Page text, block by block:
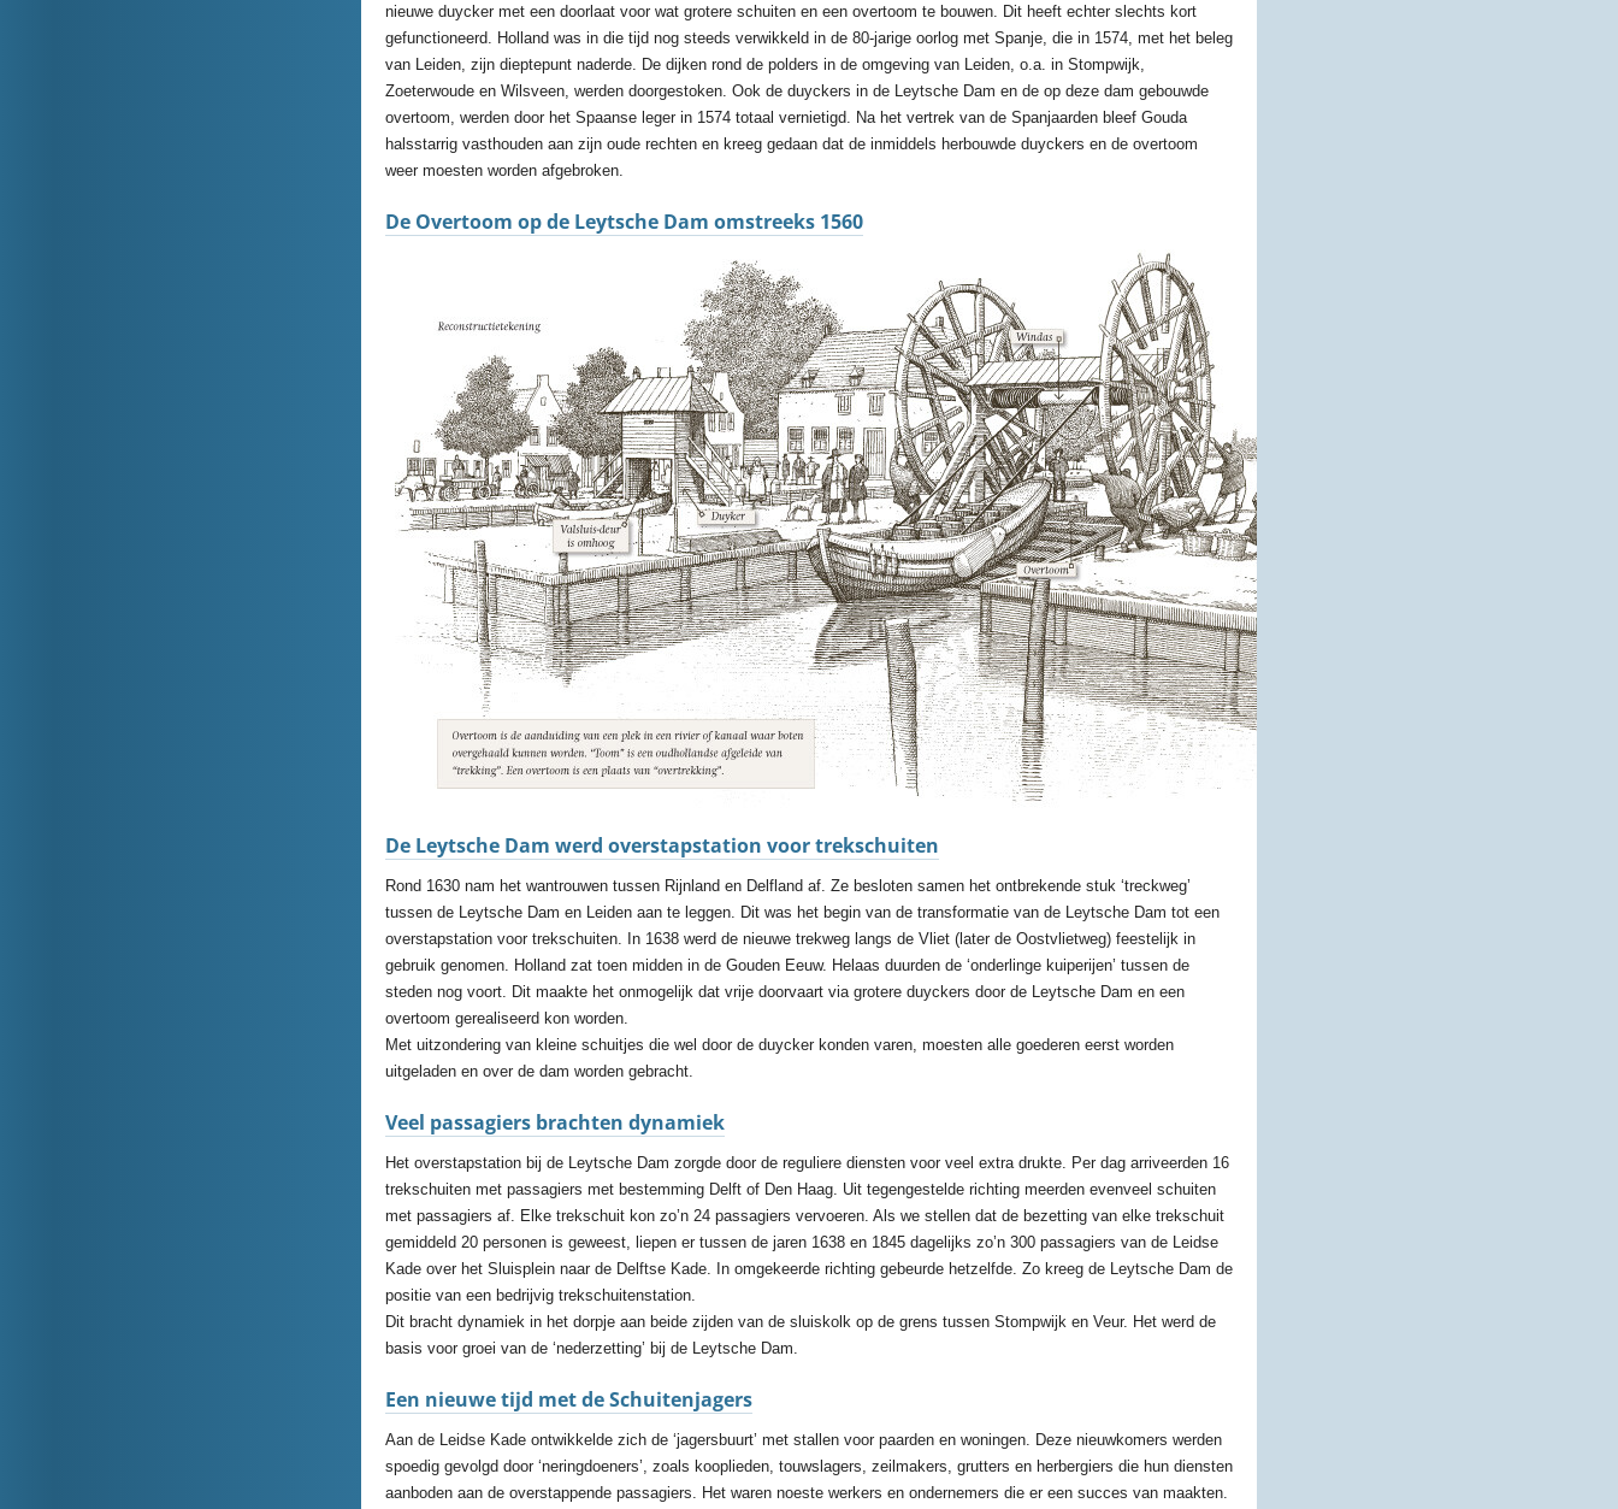
nieuwe duycker met een doorlaat voor wat grotere schuiten en een overtoom te bouwen. Dit heeft echter slechts kort
gefunctioneerd. Holland was in die tijd nog steeds verwikkeld in de 80-jarige oorlog met Spanje, die in 1574, met het beleg
van Leiden, zijn dieptepunt naderde. De dijken rond de polders in de omgeving van Leiden, o.a. in Stompwijk,
Zoeterwoude en Wilsveen, werden doorgestoken. Ook de duyckers in de Leytsche Dam en de op deze dam gebouwde
overtoom, werden door het Spaanse leger in 1574 totaal vernietigd. Na het vertrek van de Spanjaarden bleef Gouda
halsstarrig vasthouden aan zijn oude rechten en kreeg gedaan dat de inmiddels herbouwde duyckers en de overtoom
weer moesten worden afgebroken.
De Overtoom op de Leytsche Dam omstreeks 1560
De Leytsche Dam werd overstapstation voor trekschuiten
Rond 1630 nam het wantrouwen tussen Rijnland en Delfland af. Ze besloten samen het ontbrekende stuk ‘treckweg’
tussen de Leytsche Dam en Leiden aan te leggen. Dit was het begin van de transformatie van de Leytsche Dam tot een
overstapstation voor trekschuiten. In 1638 werd de nieuwe trekweg langs de Vliet (later de Oostvlietweg) feestelijk in
gebruik genomen. Holland zat toen midden in de Gouden Eeuw. Helaas duurden de ‘onderlinge kuiperijen’ tussen de
steden nog voort. Dit maakte het onmogelijk dat vrije doorvaart via grotere duyckers door de Leytsche Dam en een
overtoom gerealiseerd kon worden.
Met uitzondering van kleine schuitjes die wel door de duycker konden varen, moesten alle goederen eerst worden
uitgeladen en over de dam worden gebracht.
Veel passagiers brachten dynamiek
Het overstapstation bij de Leytsche Dam zorgde door de reguliere diensten voor veel extra drukte. Per dag arriveerden 16
trekschuiten met passagiers met bestemming Delft of Den Haag. Uit tegengestelde richting meerden evenveel schuiten
met passagiers af. Elke trekschuit kon zo’n 24 passagiers vervoeren. Als we stellen dat de bezetting van elke trekschuit
gemiddeld 20 personen is geweest, liepen er tussen de jaren 1638 en 1845 dagelijks zo’n 300 passagiers van de Leidse
Kade over het Sluisplein naar de Delftse Kade. In omgekeerde richting gebeurde hetzelfde. Zo kreeg de Leytsche Dam de
positie van een bedrijvig trekschuitenstation.
Dit bracht dynamiek in het dorpje aan beide zijden van de sluiskolk op de grens tussen Stompwijk en Veur. Het werd de
basis voor groei van de ‘nederzetting’ bij de Leytsche Dam.
Een nieuwe tijd met de Schuitenjagers
Aan de Leidse Kade ontwikkelde zich de ‘jagersbuurt’ met stallen voor paarden en woningen. Deze nieuwkomers werden
spoedig gevolgd door ‘neringdoeners’, zoals kooplieden, touwslagers, zeilmakers, grutters en herbergiers die hun diensten
aanboden aan de overstappende passagiers. Het waren noeste werkers en ondernemers die er een succes van maakten.